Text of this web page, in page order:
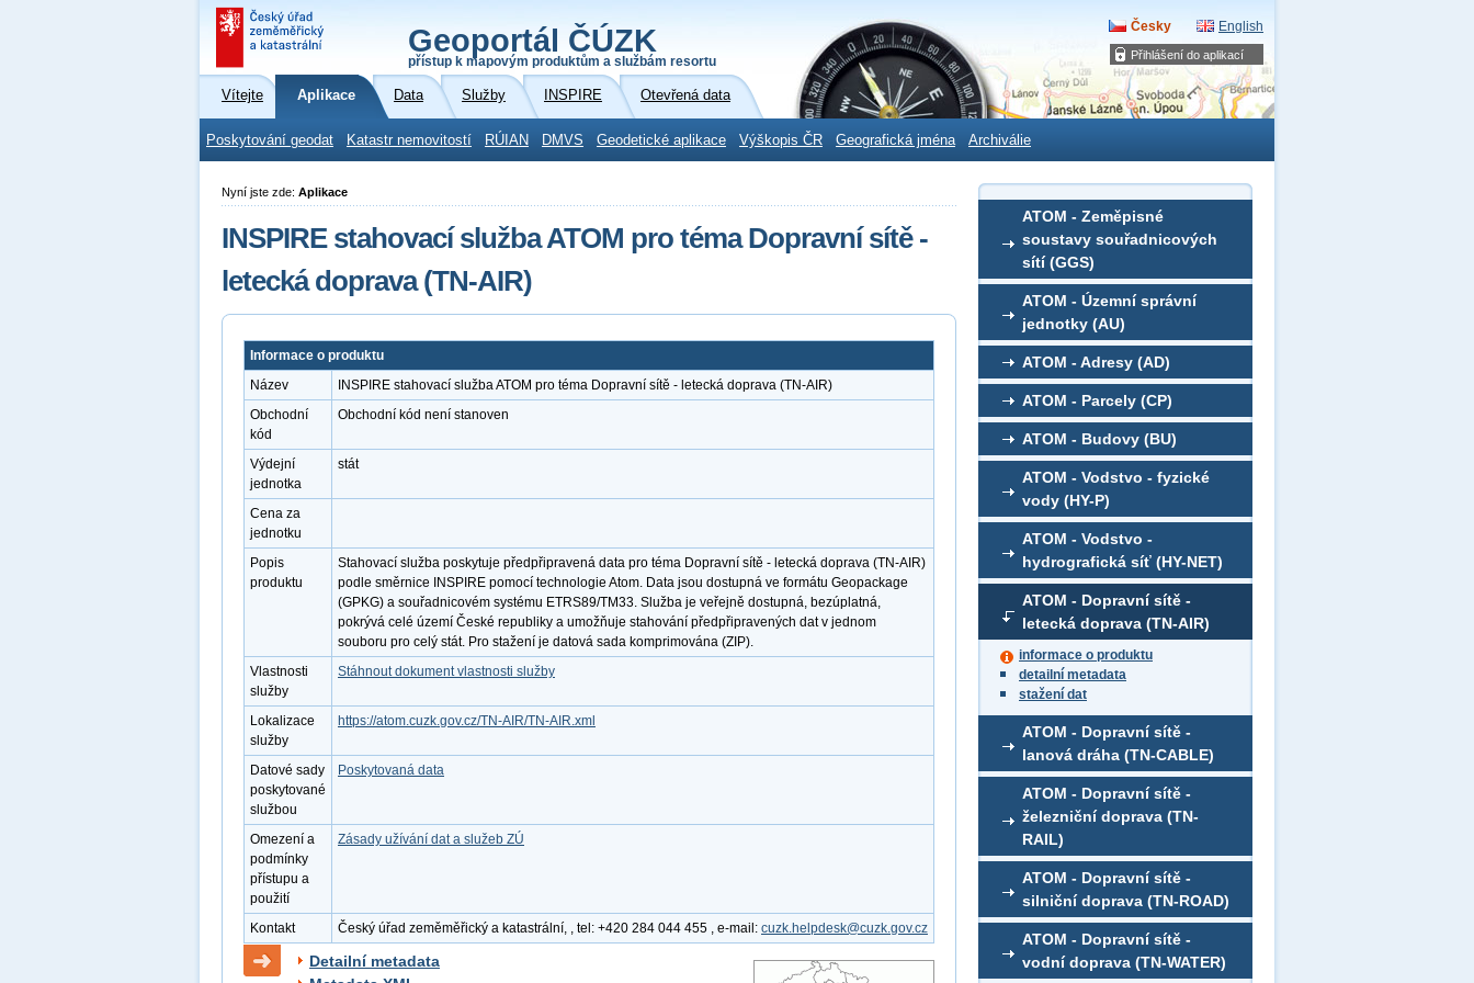
Přihlášení do aplikací
Geoportál ČÚZK
přístup k mapovým produktům a službám resortu
Česky English
Vítejte Aplikace Data Služby INSPIRE Otevřená data
Poskytování geodat Katastr nemovitostí RÚIAN DMVS Geodetické aplikace Výškopis ČR Geografická jména Archiválie
ATOM - Zeměpisné
soustavy souřadnicových
sítí (GGS)
ATOM - Územní správní
jednotky (AU)
ATOM - Adresy (AD)
ATOM - Parcely (CP)
ATOM - Budovy (BU)
ATOM - Vodstvo - fyzické
vody (HY-P)
ATOM - Vodstvo -
hydrografická síť (HY-NET)
ATOM - Dopravní sítě -
letecká doprava (TN-AIR)
informace o produktu
detailní metadata
stažení dat
ATOM - Dopravní sítě -
lanová dráha (TN-CABLE)
ATOM - Dopravní sítě -
železniční doprava (TN-
RAIL)
ATOM - Dopravní sítě -
silniční doprava (TN-ROAD)
ATOM - Dopravní sítě -
vodní doprava (TN-WATER)
Nyní jste zde: Aplikace
INSPIRE stahovací služba ATOM pro téma Dopravní sítě -
letecká doprava (TN-AIR)
Informace o produktu
Název
INSPIRE stahovací služba ATOM pro téma Dopravní sítě - letecká doprava (TN-AIR)
Obchodní
kód
Obchodní kód není stanoven
Výdejní
jednotka
stát
Cena za
jednotku
Popis
produktu
Stahovací služba poskytuje předpřipravená data pro téma Dopravní sítě - letecká doprava (TN-AIR)
podle směrnice INSPIRE pomocí technologie Atom. Data jsou dostupná ve formátu Geopackage
(GPKG) a souřadnicovém systému ETRS89/TM33. Služba je veřejně dostupná, bezúplatná,
pokrývá celé území České republiky a umožňuje stahování předpřipravených dat v jednom
souboru pro celý stát. Pro stažení je datová sada komprimována (ZIP).
Vlastnosti
služby
Stáhnout dokument vlastnosti služby
Lokalizace
služby
https://atom.cuzk.gov.cz/TN-AIR/TN-AIR.xml
Datové sady
poskytované
službou
Poskytovaná data
Omezení a
podmínky
přístupu a
použití
Zásady užívání dat a služeb ZÚ
Kontakt Český úřad zeměměřický a katastrální, , tel: +420 284 044 455 , e-mail: cuzk.helpdesk@cuzk.gov.cz
Detailní metadata